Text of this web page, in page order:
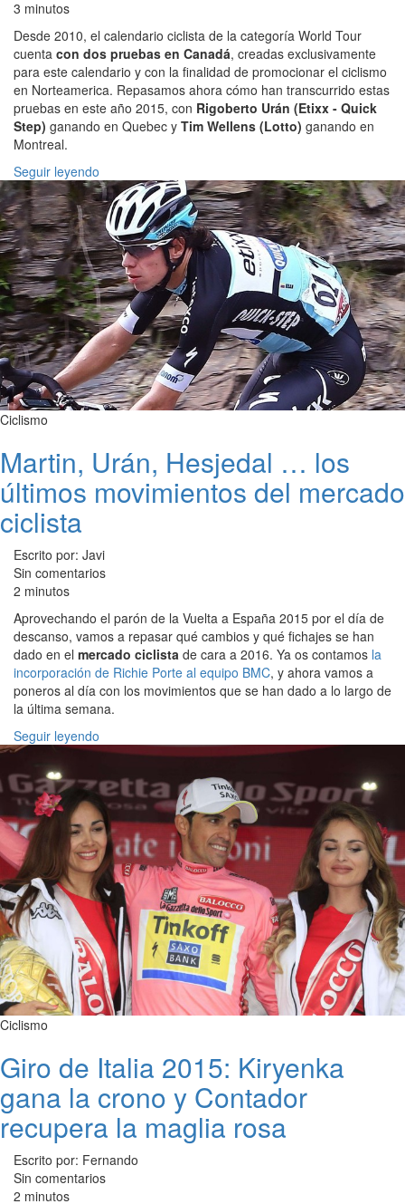
3 minutos
Desde 2010, el calendario ciclista de la categoría World Tour
cuenta con dos pruebas en Canadá, creadas exclusivamente
para este calendario y con la finalidad de promocionar el ciclismo
en Norteamerica. Repasamos ahora cómo han transcurrido estas
pruebas en este año 2015, con Rigoberto Urán (Etixx - Quick
Step) ganando en Quebec y Tim Wellens (Lotto) ganando en
Montreal.
Seguir leyendo
Ciclismo
Martin, Urán, Hesjedal … los
últimos movimientos del mercado
ciclista
Escrito por: Javi
Sin comentarios
2 minutos
Aprovechando el parón de la Vuelta a España 2015 por el día de
descanso, vamos a repasar qué cambios y qué fichajes se han
dado en el mercado ciclista de cara a 2016. Ya os contamos la
incorporación de Richie Porte al equipo BMC, y ahora vamos a
poneros al día con los movimientos que se han dado a lo largo de
la última semana.
Seguir leyendo
Ciclismo
Giro de Italia 2015: Kiryenka
gana la crono y Contador
recupera la maglia rosa
Escrito por: Fernando
Sin comentarios
2 minutos